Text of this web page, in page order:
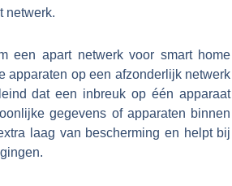
netwerk.
een apart netwerk voor smart home
apparaten op een afzonderlijk netwerk
dat een inbreuk op één apparaat
gegevens of apparaten binnen
laag van bescherming en helpt bij